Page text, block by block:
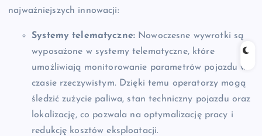
najważniejszych innowacji:
Systemy telematyczne: Nowoczesne wywrotki są
wyposażone w systemy telematyczne, które
umożliwiają monitorowanie parametrów pojazdu w
czasie rzeczywistym. Dzięki temu operatorzy mogą
śledzić zużycie paliwa, stan techniczny pojazdu oraz
lokalizację, co pozwala na optymalizację pracy i
redukcję kosztów eksploatacji.